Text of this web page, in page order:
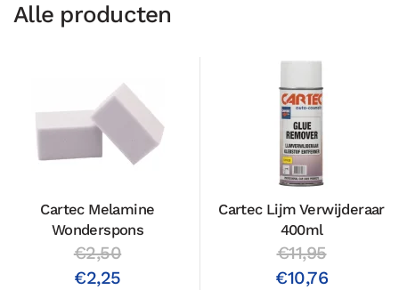
Alle producten
Cartec Melamine
Wonderspons
€2,50
€2,25
Cartec Lijm Verwijderaar
400ml
€11,95
€10,76